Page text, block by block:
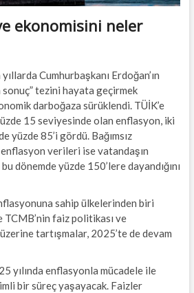
ekonomisini neler
Cumhurbaşkanı Erdoğan’ın
sonuç” tezini hayata geçirmek
darboğaza sürüklendi. TÜİK’e
15 seviyesinde olan enflasyon, iki
yüzde 85’i gördü. Bağımsız
enflasyon verileri ise vatandaşın
dönemde yüzde 150’lere dayandığını
sahip ülkelerinden biri
TCMB’nin faiz politikası ve
tartışmalar, 2025’te de devam
yılında enflasyonla mücadele ile
bir süreç yaşayacak. Faizler